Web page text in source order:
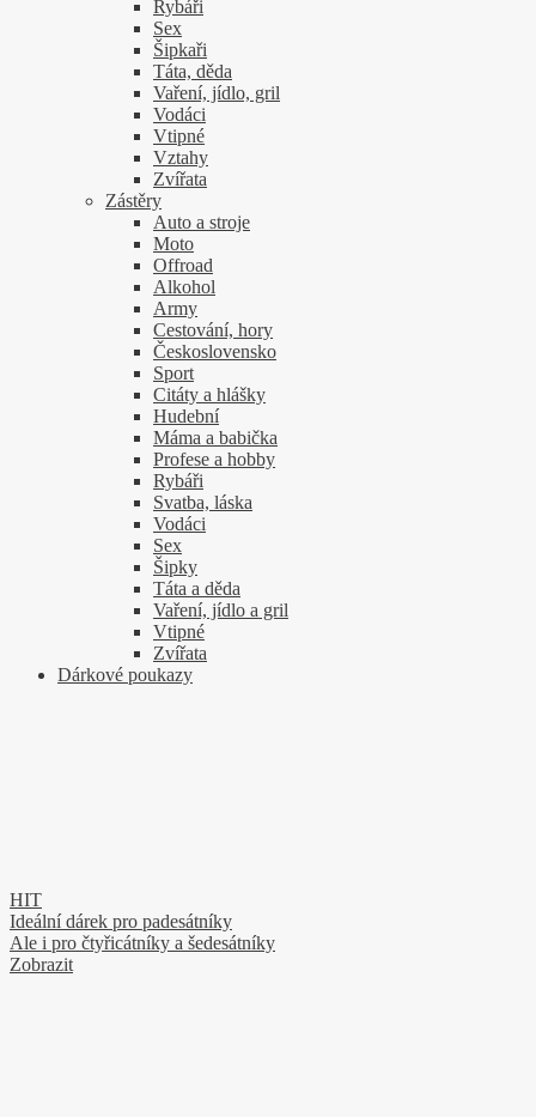
Rybáři
Sex
Šipkaři
Táta, děda
Vaření, jídlo, gril
Vodáci
Vtipné
Vztahy
Zvířata
Zástěry
Auto a stroje
Moto
Offroad
Alkohol
Army
Cestování, hory
Československo
Sport
Citáty a hlášky
Hudební
Máma a babička
Profese a hobby
Rybáři
Svatba, láska
Vodáci
Sex
Šipky
Táta a děda
Vaření, jídlo a gril
Vtipné
Zvířata
Dárkové poukazy
HIT
Ideální dárek pro padesátníky
Ale i pro čtyřicátníky a šedesátníky
Zobrazit